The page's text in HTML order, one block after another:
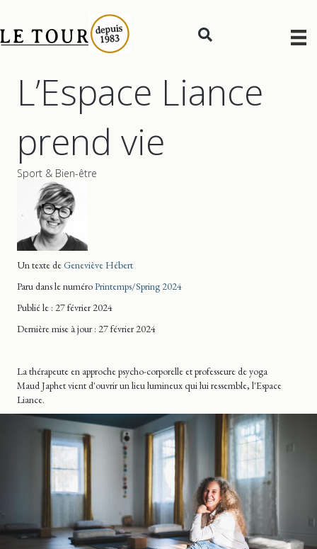
L’Espace Liance
prend vie
Sport & Bien-être
Un texte deGeneviève Hébert
Paru dans le numéroPrintemps/Spring 2024
Publié le : 27 février 2024
Dernière mise à jour: 27 février 2024
La thérapeute en approche psycho-corporelle et professeure de yoga
Maud Japhet vient d'ouvrir un lieu lumineux qui lui ressemble, l'Espace
Liance.